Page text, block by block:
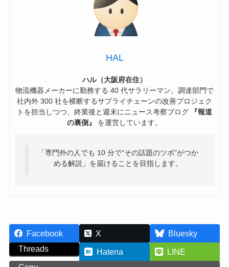
HAL
ハル（大阪府在住）
物流機器メーカーに勤務する 40 代サラリーマン。調達部門で
社内外 300 社を横断するサプライチェーンの改善プロジェク
トを担当しつつ、終業後と週末にニュース考察ブログ
『報道
の裏側』
を運営しています。
「専門外の人でも 10 分で“その話題のツボ”がつか
める解説」を届けることを目指します。
Facebook X
Bluesky
Threads
Hatena
LINE